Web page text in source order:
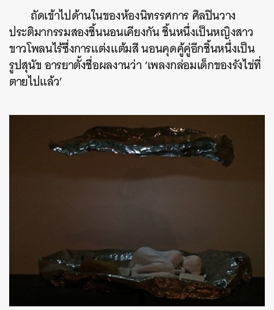
ถัดเข้าไปด้านในของห้องนิทรรศการ ศิลปินวาง
ประติมากรรมสองชิ้นนอนเคียงกัน ชิ้นหนึ่งเป็นหญิงสาว
ขาวโพลนไร้ซึ่งการแต่งแต้มสี นอนคุดคู้คู่อีกชิ้นหนึ่งเป็น
รูปสุนัข อารยาตั้งชื่อผลงานว่า ‘เพลงกล่อมเด็กของรังไข่ที่
ตายไปแล้ว’